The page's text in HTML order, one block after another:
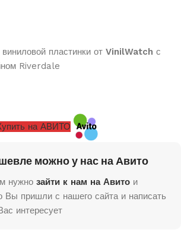
пластинки от VinilWatch с
Riverdale
на АВИТО
можно у нас на Авито
нужно зайти к нам на Авито и
Вы пришли с нашего сайта и написать
интересует